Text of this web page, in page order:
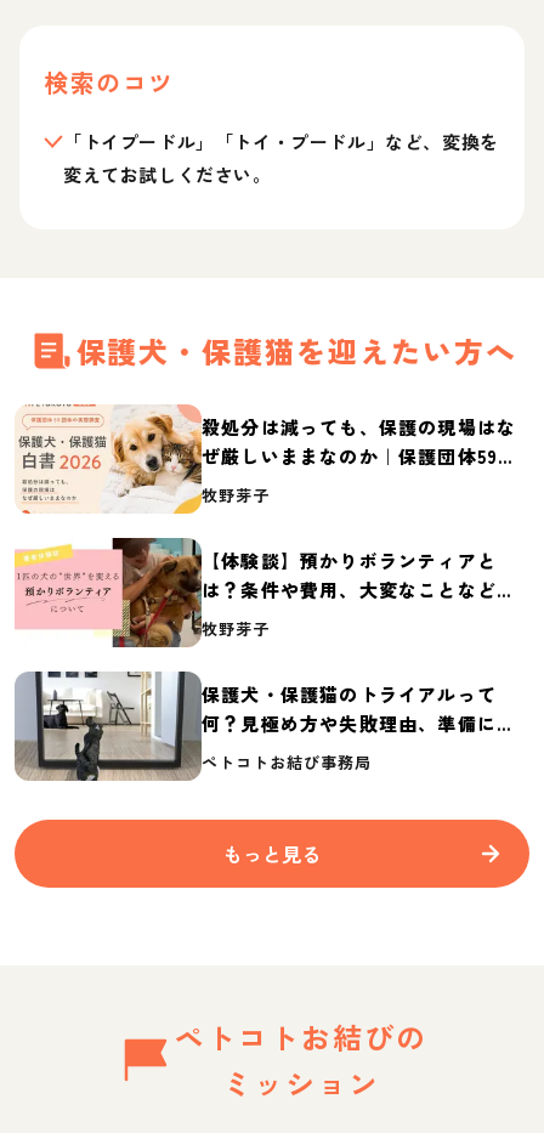
検索のコツ
「トイプードル」「トイ・プードル」など、変換を
変えてお試しください。
保護犬・保護猫を迎えたい方へ
殺処分は減っても、保護の現場はな
ぜ厳しいままなのか｜保護団体59団
体の実態調査【保護犬・保護猫白書
牧野芽子
【体験談】預かりボランティアと
は？条件や費用、大変なことなど紹
介
牧野芽子
保護犬・保護猫のトライアルって
何？見極め方や失敗理由、準備に必
要なものを紹介
ペトコトお結び事務局
もっと見る
ペトコトお結びの
ミッション